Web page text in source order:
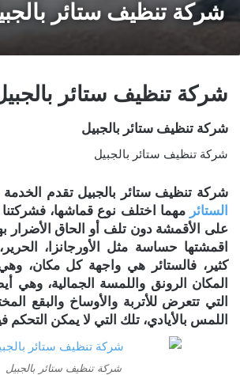
شركة تنظيف ستائر
شركة تنظيف ستائر
شركة تنظيف ستائر بالجبيل
شركة تنظيف ستائر بالجبيل
شركة تنظيف ستائر بالجبيل تقدم
الستائر مهما اختلف نوع قماشها،
على الأقمشة دون تلف أو الحاق الأضرار
اقمشتها حساسة مثل الأورجانزا،
كثير، فالستائر هي واجهة كل مكان،
المكان الرونق واللمسة الجمالية، وهي
التي تتعرض للأتربة والأوساخ والبقع
اللمس بالأيادي، تلك التي لا يمكن التحكم
شركة تنظيف ستائر بالجبيل